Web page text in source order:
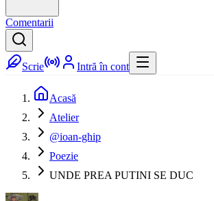
Comentarii
Scrie Intră în cont
Acasă
Atelier
@ioan-ghip
Poezie
UNDE PREA PUTINI SE DUC